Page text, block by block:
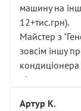
машину на
12+тис.грн).
Майстер з
зовсім іншу
підсумку.
Артур К.